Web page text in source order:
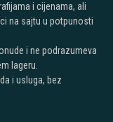
i cijenama, ali
na sajtu u potpunosti
i ne podrazumeva
lageru.
i usluga, bez